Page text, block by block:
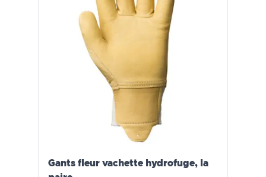
Gants fleur vachette hydrofuge, la